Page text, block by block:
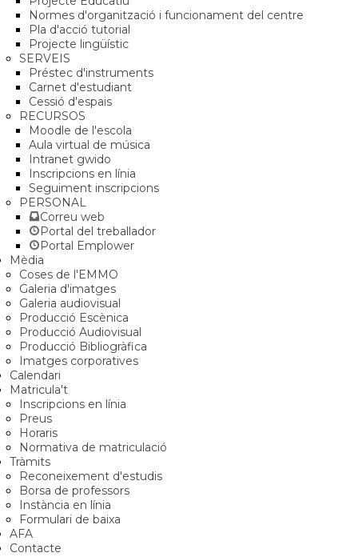
Normes d'organització i funcionament del centre
Pla d'acció tutorial
Projecte lingüístic
SERVEIS
Préstec d'instruments
Carnet d'estudiant
Cessió d'espais
RECURSOS
Moodle de l'escola
Aula virtual de música
Intranet gwido
Inscripcions en línia
Seguiment inscripcions
PERSONAL
Correu web
Portal del treballador
Portal Emplower
Mèdia
Coses de l'EMMO
Galeria d'imatges
Galeria audiovisual
Producció Escènica
Producció Audiovisual
Producció Bibliogràfica
Imatges corporatives
Calendari
Matricula't
Inscripcions en línia
Preus
Horaris
Normativa de matriculació
Tràmits
Reconeixement d'estudis
Borsa de professors
Instància en línia
Formulari de baixa
AFA
Contacte